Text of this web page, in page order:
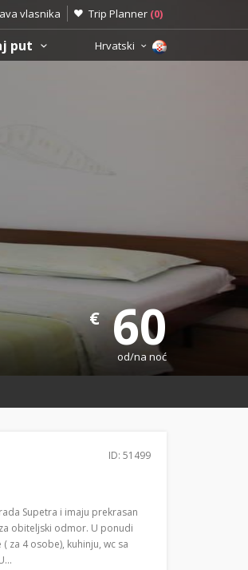
vlasnika Trip Planner (0)
put Hrvatski
€60
od/na noć
ID: 51499
Supetra i imaju prekrasan
obiteljski odmor. U ponudi
za 4 osobe), kuhinju, wc sa